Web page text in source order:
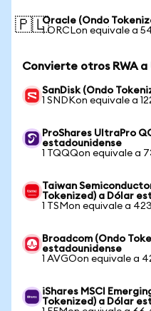
🇵🇱Oracle (Ondo
1 ORCLon equivale a
Convierte otros RWA a
SanDisk (Ondo
1 SNDKon equivale a
ProShares UltraPro
estadounidense
1 TQQQon equivale a
Taiwan
Tokenized) a Dólar
1 TSMon equivale a
Broadcom (Ondo
estadounidense
1 AVGOon equivale a
iShares MSCI
Tokenized) a Dólar